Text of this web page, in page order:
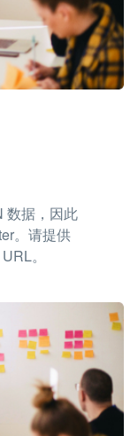
数据，因此
。请提供
。